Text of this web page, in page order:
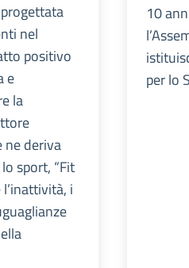
nel
positivo
e
la
ne deriva
sport, “Fit
i
10
per lo